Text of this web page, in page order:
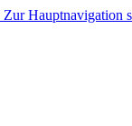
Zur Hauptnavigation